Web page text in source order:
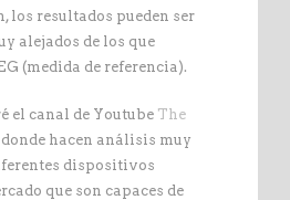
los resultados pueden ser
alejados de los que
(medida de referencia).
el canal de Youtube The
donde hacen análisis muy
dispositivos
que son capaces de